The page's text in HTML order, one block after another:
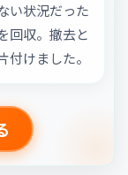
い状況だった
回収。撤去と
けました。